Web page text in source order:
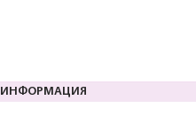
ИНФОРМАЦИЯ